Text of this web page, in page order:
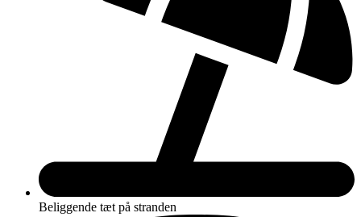
Beliggende tæt på stranden